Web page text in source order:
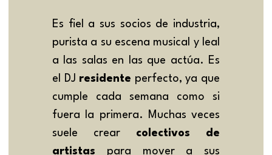
Es fiel a sus socios de industria,
purista a su escena musical y leal
a las salas en las que actúa. Es
el DJ residente perfecto, ya que
cumple cada semana como si
fuera la primera. Muchas veces
suele crear colectivos de
artistas para mover a sus